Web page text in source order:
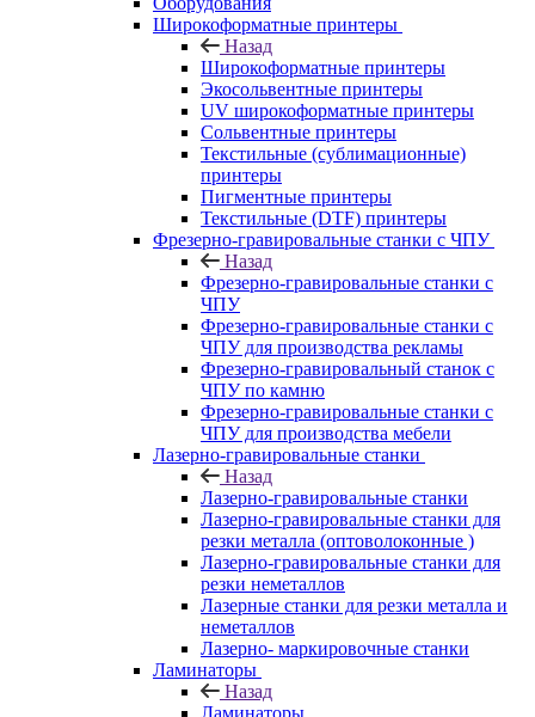
Широкоформатные принтеры
Назад
Широкоформатные принтеры
Экосольвентные принтеры
UV широкоформатные принтеры
Сольвентные принтеры
Текстильные (сублимационные)
принтеры
Пигментные принтеры
Текстильные (DTF) принтеры
Фрезерно-гравировальные станки с ЧПУ
Назад
Фрезерно-гравировальные станки с
ЧПУ
Фрезерно-гравировальные станки с
ЧПУ для производства рекламы
Фрезерно-гравировальный станок с
ЧПУ по камню
Фрезерно-гравировальные станки с
ЧПУ для производства мебели
Лазерно-гравировальные станки
Назад
Лазерно-гравировальные станки
Лазерно-гравировальные станки для
резки металла (оптоволоконные )
Лазерно-гравировальные станки для
резки неметаллов
Лазерные станки для резки металла и
неметаллов
Лазерно- маркировочные станки
Ламинаторы
Назад